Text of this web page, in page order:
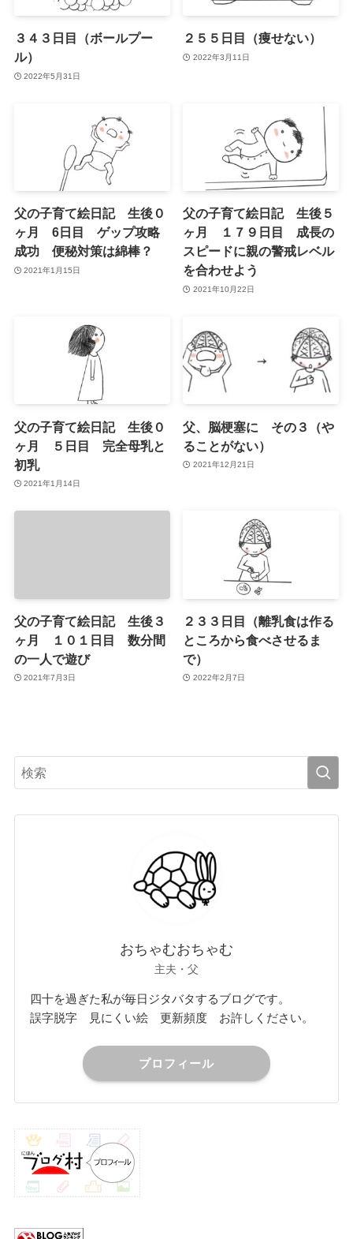
３４３日目（ボールプー
ル）
2022年5月31日
２５５日目（痩せない）
2022年3月11日
父の子育て絵日記 生後０
ヶ月 6日目 ゲップ攻略
成功 便秘対策は綿棒？
2021年1月15日
父の子育て絵日記 生後５
ヶ月 １７９日目 成長の
スピードに親の警戒レベル
を合わせよう
2021年10月22日
父の子育て絵日記 生後０
ヶ月 ５日目 完全母乳と
初乳
2021年1月14日
父、脳梗塞に その３（や
ることがない）
2021年12月21日
父の子育て絵日記 生後３
ヶ月 １０１日目 数分間
の一人で遊び
2021年7月3日
２３３日目（離乳食は作る
ところから食べさせるま
で）
2022年2月7日
おちゃむおちゃむ
主夫・父
四十を過ぎた私が毎日ジタバタするブログです。
誤字脱字 見にくい絵 更新頻度 お許しください。
プロフィール